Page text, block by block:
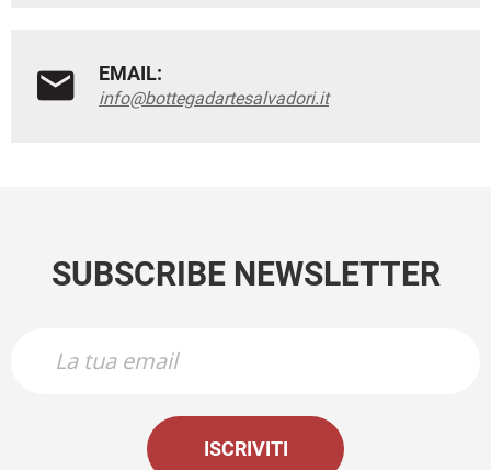
EMAIL:
info@bottegadartesalvadori.it
SUBSCRIBE NEWSLETTER
ISCRIVITI